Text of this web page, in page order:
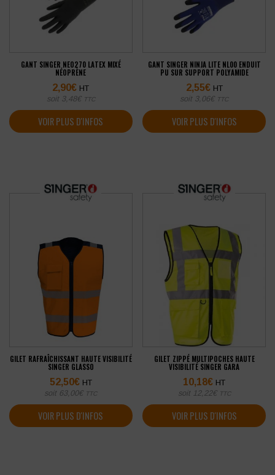
GANT SINGER NEO270 LATEX MIXÉ
NÉOPRÈNE
2,90€ HT
soit 3,48€ TTC
VOIR PLUS D'INFOS
GANT SINGER NINJA LITE NL00 ENDUIT
PU SUR SUPPORT POLYAMIDE
2,55€ HT
soit 3,06€ TTC
VOIR PLUS D'INFOS
GILET RAFRAÎCHISSANT HAUTE VISIBILITÉ
SINGER GLASSO
52,50€ HT
soit 63,00€ TTC
VOIR PLUS D'INFOS
GILET ZIPPÉ MULTIPOCHES HAUTE
VISIBILITÉ SINGER GARA
10,18€ HT
soit 12,22€ TTC
VOIR PLUS D'INFOS